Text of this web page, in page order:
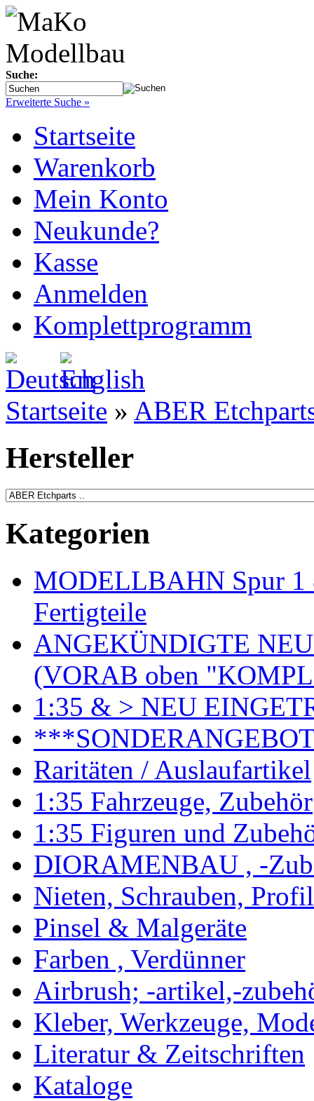
Suche:
Erweiterte Suche »
Startseite
Warenkorb
Mein Konto
Neukunde?
Kasse
Anmelden
Komplettprogramm
Startseite » ABER
Hersteller
Kategorien
MODELLBAHN Spur 1
Fertigteile
ANGEKÜNDIGTE
(VORAB oben
1:35 & > NEU
Raritäten / Auslaufartikel
1:35 Fahrzeuge, Zubehör
1:35 Figuren und
DIORAMENBAU , -
Nieten, Schrauben,
Pinsel & Malgeräte
Farben , Verdünner
Airbrush; -artikel,-
Kleber, Werkzeuge,
Literatur & Zeitschriften
Kataloge